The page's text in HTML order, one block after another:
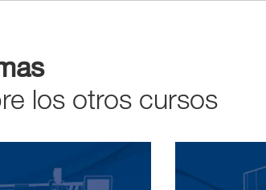
los otros cursos